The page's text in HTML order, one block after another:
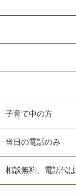
子育て中の方
当 日 の電話のみ
相談無料 電話代は